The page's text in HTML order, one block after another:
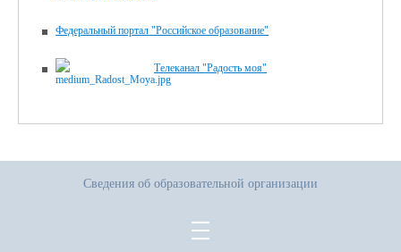
Федеральный портал "Российское образование"
Телеканал "Радость моя"
Сведения об образовательной организации